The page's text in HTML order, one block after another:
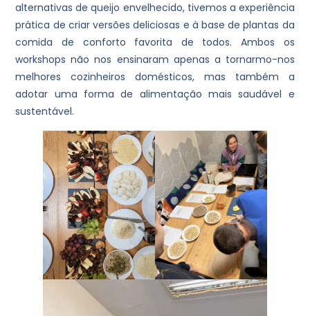
alternativas de queijo envelhecido, tivemos a experiência
prática de criar versões deliciosas e à base de plantas da
comida de conforto favorita de todos. Ambos os
workshops não nos ensinaram apenas a tornarmo-nos
melhores cozinheiros domésticos, mas também a
adotar uma forma de alimentação mais saudável e
sustentável.